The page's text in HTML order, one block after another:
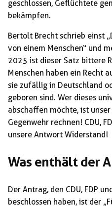
geschlossen, Geflüchtete
bekämpfen.
Bertolt Brecht schrieb einst
von einem Menschen“ und
2025 ist dieser Satz bittere
Menschen haben ein Recht
sie zufällig in Deutschland
geboren sind. Wer dieses
abschaffen möchte, ist
Gegenwehr rechnen! CDU,
unsere Antwort Widerstand!
Was enthält der
Der Antrag, den CDU, FDP
beschlossen haben, ist der